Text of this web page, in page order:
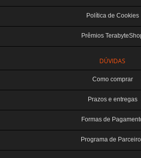
Política de Cookies
Prêmios
DÚVIDAS
Como comprar
Prazos e entregas
Formas de
Programa de